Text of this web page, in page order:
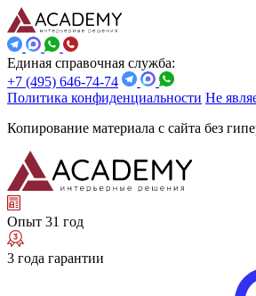
Единая справочная служба:
+7 (495) 646-74-74
Политика конфиденциальности Не
Копирование материала с сайта без
Опыт 31 год
3 года гарантии